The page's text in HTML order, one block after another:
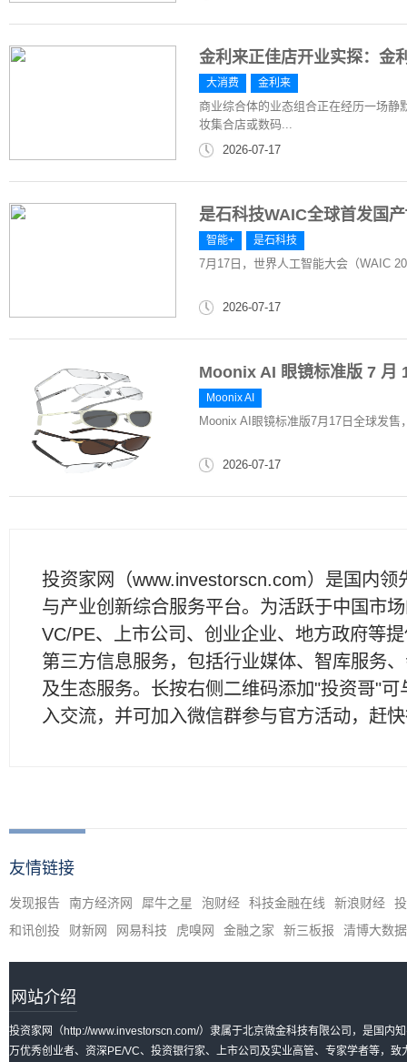
金利来正佳店开业实探：金
大消费 金利来
商业综合体的业态组合正在经历一场静
妆集合店或数码...
2026-07-17
是石科技WAIC全球首发国
智能+ 是石科技
7月17日，世界人工智能大会（WAIC
2026-07-17
Moonix AI 眼镜标准版 7 月
Moonix AI
Moonix AI眼镜标准版7月17日全球发售
2026-07-17
投资家网（www.investorscn.com）是国内领
与产业创新综合服务平台。为活跃于中国市
VC/PE、上市公司、创业企业、地方政府等
第三方信息服务，包括行业媒体、智库服务
及生态服务。长按右侧二维码添加"投资哥"可
入交流，并可加入微信群参与官方活动，赶
友情链接
发现报告 南方经济网 犀牛之星 泡财经 科技金融在线 新浪财经
和讯创投
财新网 网易科技 虎嗅网 金融之家 新三板报 清博大数据
网站介绍
投资家网（http://www.investorscn.com/）隶属于北京微金科技有限公司，是国内
万优秀创业者、资深PE/VC、投资银行家、上市公司及实业高管、专家学者等，